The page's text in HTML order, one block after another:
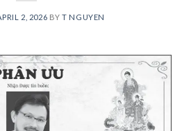
2, 2026 BYT NGUYEN